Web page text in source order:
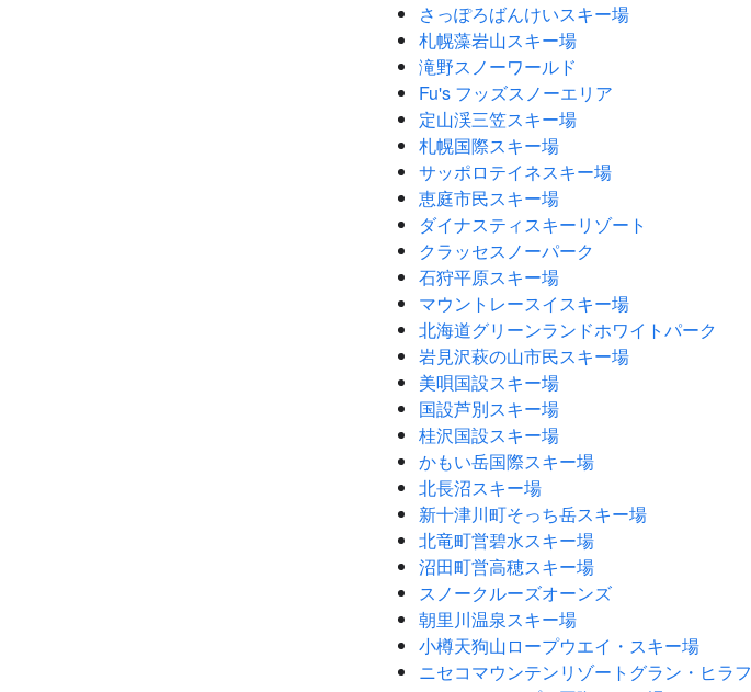
さっぽろばんけいスキー場
札幌藻岩山スキー場
滝野スノーワールド
Fu's フッズスノーエリア
定山渓三笠スキー場
札幌国際スキー場
サッポロテイネスキー場
恵庭市民スキー場
ダイナスティスキーリゾート
クラッセスノーパーク
石狩平原スキー場
マウントレースイスキー場
北海道グリーンランドホワイトパーク
岩見沢萩の山市民スキー場
美唄国設スキー場
国設芦別スキー場
桂沢国設スキー場
かもい岳国際スキー場
北長沼スキー場
新十津川町そっち岳スキー場
北竜町営碧水スキー場
沼田町営高穂スキー場
スノークルーズオーンズ
朝里川温泉スキー場
小樽天狗山ロープウエイ・スキー場
ニセコマウンテンリゾートグラン・ヒラフ